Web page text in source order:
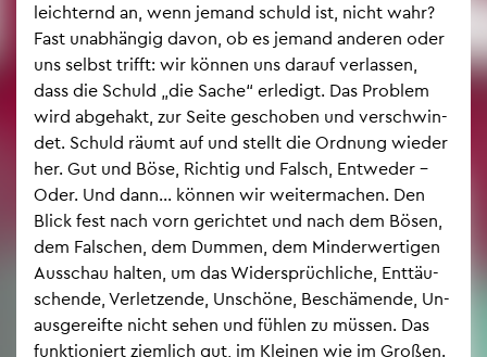
leich­ternd an, wenn je­mand schuld ist, nicht wahr?
Fast un­ab­hän­gig davon, ob es je­mand an­de­ren oder
uns selbst trifft: wir kön­nen uns dar­auf ver­las­sen,
dass die Schuld „die Sache“ er­le­digt. Das Pro­blem
wird ab­ge­hakt, zur Seite ge­scho­ben und ver­schwin­
det. Schuld räumt auf und stellt die Ord­nung wie­der
her. Gut und Böse, Rich­tig und Falsch, Ent­we­der –
Oder. Und dann… kön­nen wir wei­ter­ma­chen. Den
Blick fest nach vorn ge­rich­tet und nach dem Bösen,
dem Fal­schen, dem Dum­men, dem Min­der­wer­ti­gen
Aus­schau hal­ten, um das Wi­der­sprüch­li­che, Ent­täu­
schen­de, Ver­let­zen­de, Un­schö­ne, Be­schä­men­de, Un­
aus­ge­reif­te nicht sehen und füh­len zu müs­sen. Das
funk­tio­niert ziem­lich gut, im Klei­nen wie im Gro­ßen.